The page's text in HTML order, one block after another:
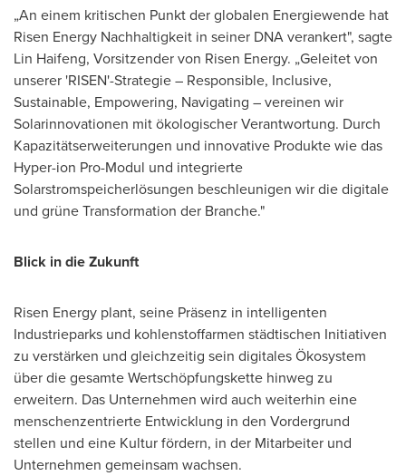
„An einem kritischen Punkt der globalen Energiewende hat
Risen Energy Nachhaltigkeit in seiner DNA verankert", sagte
Lin Haifeng, Vorsitzender von Risen Energy. „Geleitet von
unserer 'RISEN'-Strategie – Responsible, Inclusive,
Sustainable, Empowering, Navigating – vereinen wir
Solarinnovationen mit ökologischer Verantwortung. Durch
Kapazitätserweiterungen und innovative Produkte wie das
Hyper-ion Pro-Modul und integrierte
Solarstromspeicherlösungen beschleunigen wir die digitale
und grüne Transformation der Branche."
Blick in die Zukunft
Risen Energy plant, seine Präsenz in intelligenten
Industrieparks und kohlenstoffarmen städtischen Initiativen
zu verstärken und gleichzeitig sein digitales Ökosystem
über die gesamte Wertschöpfungskette hinweg zu
erweitern. Das Unternehmen wird auch weiterhin eine
menschenzentrierte Entwicklung in den Vordergrund
stellen und eine Kultur fördern, in der Mitarbeiter und
Unternehmen gemeinsam wachsen.